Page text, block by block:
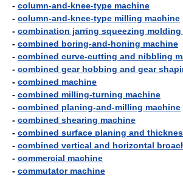
- column-and-knee-type machine
- column-and-knee-type milling machine
- combination jarring squeezing molding
- combined boring-and-honing machine
- combined curve-cutting and nibbling
- combined gear hobbing and gear
- combined machine
- combined milling-turning machine
- combined planing-and-milling machine
- combined shearing machine
- combined surface planing and
- combined vertical and horizontal
- commercial machine
- commutator machine